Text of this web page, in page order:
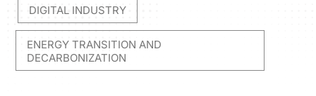
DIGITAL INDUSTRY
ENERGY TRANSITION AND
DECARBONIZATION